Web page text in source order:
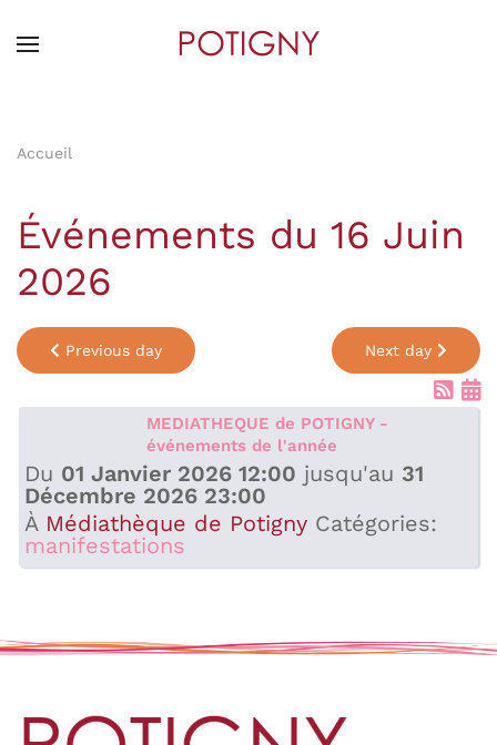
content
Accueil
Événements du 16 Juin
2026
Previous day Next day
MEDIATHEQUE de POTIGNY -
événements de l'année
Du 01 Janvier 2026 12:00 jusqu'au 31
Décembre 2026 23:00
À Médiathèque de Potigny Catégories:
manifestations